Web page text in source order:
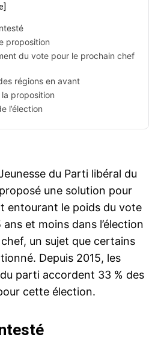
proposition
du vote pour le prochain chef
régions en avant
proposition
l’élection
du Parti libéral du
une solution pour
entourant le poids du vote
et moins dans l’élection
un sujet que certains
Depuis 2015, les
parti accordent 33 % des
cette élection.